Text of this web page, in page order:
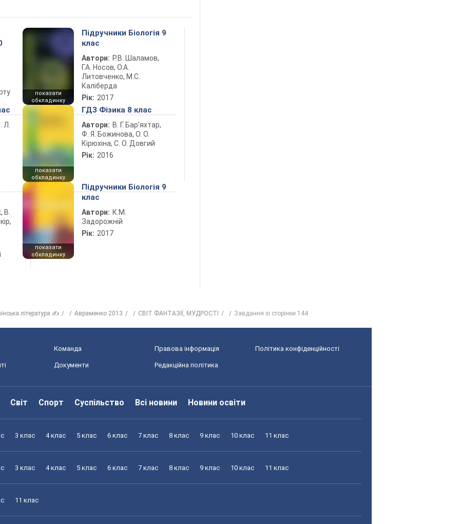
показати
обкладинку
Підручники Біологія 9
клас
Автори: Р.В. Шаламов,
Г.А. Носов, О.А.
Литовченко, М.С.
Каліберда
Рік: 2017
Л.
показати
обкладинку
ГДЗ Фізика 8 клас
Автори: В. Г. Бар’яхтар,
Ф. Я. Божинова, О. О.
Кірюхіна, С. О. Довгий
Рік: 2016
В.
показати
обкладинку
Підручники Біологія 9
клас
Автори: К.М.
Задорожній
Рік: 2017
література ✍ Авраменко 2013 СВІТ ФАНТАЗІЇ, МУДРОСТІ Завдання зі сторінки 144
Команда Правова інформація Політика конфіденційності
Документи Редакційна політика
Світ Спорт Суспільство Всі новини Новини освіти
3 клас 4 клас 5 клас 6 клас 7 клас 8 клас 9 клас 10 клас 11 клас
3 клас 4 клас 5 клас 6 клас 7 клас 8 клас 9 клас 10 клас 11 клас
11 клас